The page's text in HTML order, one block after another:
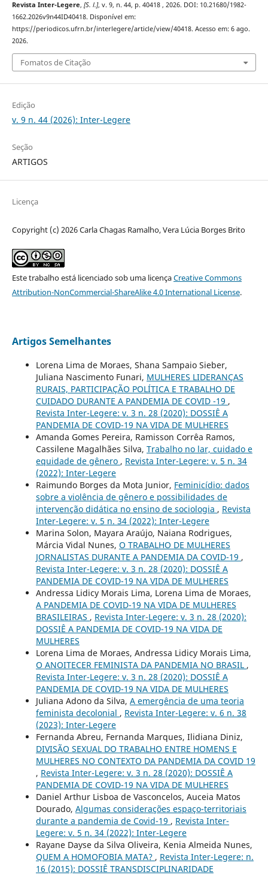
Revista Inter-Legere, [S. l.], v. 9, n. 44, p. 40418 , 2026. DOI: 10.21680/1982-
1662.2026v9n44ID40418. Disponível em:
https://periodicos.ufrn.br/interlegere/article/view/40418. Acesso em: 6 ago.
2026.
Fomatos de Citação
Edição
v. 9 n. 44 (2026): Inter-Legere
Seção
ARTIGOS
Licença
Copyright (c) 2026 Carla Chagas Ramalho, Vera Lúcia Borges Brito
Este trabalho está licenciado sob uma licençaCreative Commons
Attribution-NonCommercial-ShareAlike 4.0 International License.
Artigos Semelhantes
Lorena Lima de Moraes, Shana Sampaio Sieber,
Juliana Nascimento Funari, MULHERES LIDERANÇAS
RURAIS, PARTICIPAÇÃO POLÍTICA E TRABALHO DE
CUIDADO DURANTE A PANDEMIA DE COVID -19 ,
Revista Inter-Legere: v. 3 n. 28 (2020): DOSSIÊ A
PANDEMIA DE COVID-19 NA VIDA DE MULHERES
Amanda Gomes Pereira, Ramisson Corrêa Ramos,
Cassilene Magalhães Silva, Trabalho no lar, cuidado e
equidade de gênero , Revista Inter-Legere: v. 5 n. 34
(2022): Inter-Legere
Raimundo Borges da Mota Junior, Feminicídio: dados
sobre a violência de gênero e possibilidades de
intervenção didática no ensino de sociologia , Revista
Inter-Legere: v. 5 n. 34 (2022): Inter-Legere
Marina Solon, Mayara Araújo, Naiana Rodrigues,
Márcia Vidal Nunes, O TRABALHO DE MULHERES
JORNALISTAS DURANTE A PANDEMIA DA COVID-19 ,
Revista Inter-Legere: v. 3 n. 28 (2020): DOSSIÊ A
PANDEMIA DE COVID-19 NA VIDA DE MULHERES
Andressa Lidicy Morais Lima, Lorena Lima de Moraes,
A PANDEMIA DE COVID-19 NA VIDA DE MULHERES
BRASILEIRAS , Revista Inter-Legere: v. 3 n. 28 (2020):
DOSSIÊ A PANDEMIA DE COVID-19 NA VIDA DE
MULHERES
Lorena Lima de Moraes, Andressa Lidicy Morais Lima,
O ANOITECER FEMINISTA DA PANDEMIA NO BRASIL ,
Revista Inter-Legere: v. 3 n. 28 (2020): DOSSIÊ A
PANDEMIA DE COVID-19 NA VIDA DE MULHERES
Juliana Adono da Silva, A emergência de uma teoria
feminista decolonial , Revista Inter-Legere: v. 6 n. 38
(2023): Inter-Legere
Fernanda Abreu, Fernanda Marques, Ilidiana Diniz,
DIVISÃO SEXUAL DO TRABALHO ENTRE HOMENS E
MULHERES NO CONTEXTO DA PANDEMIA DA COVID 19
, Revista Inter-Legere: v. 3 n. 28 (2020): DOSSIÊ A
PANDEMIA DE COVID-19 NA VIDA DE MULHERES
Daniel Arthur Lisboa de Vasconcelos, Auceia Matos
Dourado, Algumas considerações espaço-territoriais
durante a pandemia de Covid-19 , Revista Inter-
Legere: v. 5 n. 34 (2022): Inter-Legere
Rayane Dayse da Silva Oliveira, Kenia Almeida Nunes,
QUEM A HOMOFOBIA MATA? , Revista Inter-Legere: n.
16 (2015): DOSSIÊ TRANSDISCIPLINARIDADE